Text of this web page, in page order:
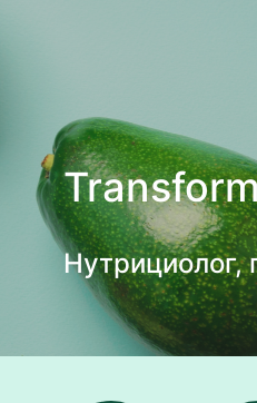
Нутрициолог,